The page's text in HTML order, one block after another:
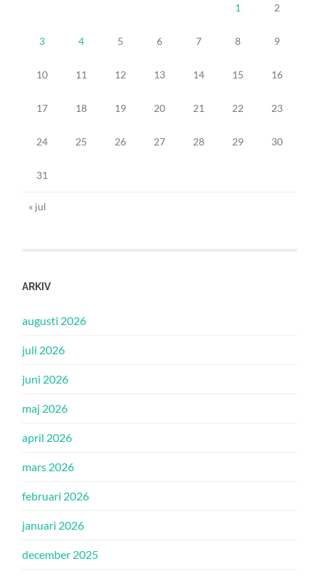
1 2
3 4 5 6 7 8 9
10 11 12 13 14 15 16
17 18 19 20 21 22 23
24 25 26 27 28 29 30
31
« jul
ARKIV
augusti 2026
juli 2026
juni 2026
maj 2026
april 2026
mars 2026
februari 2026
januari 2026
december 2025